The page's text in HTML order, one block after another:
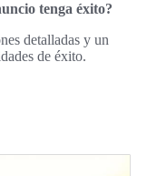
tenga éxito?
detalladas y un
de éxito.